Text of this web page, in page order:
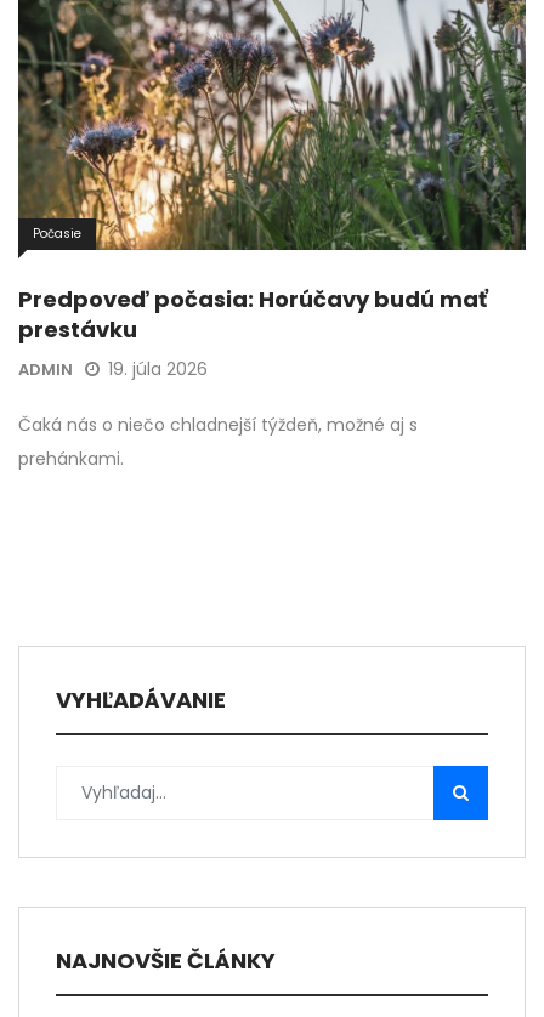
Počasie
Predpoveď počasia: Horúčavy budú mať
prestávku
ADMIN 19. júla 2026
Čaká nás o niečo chladnejší týždeň, možné aj s
prehánkami.
VYHĽADÁVANIE
NAJNOVŠIE ČLÁNKY